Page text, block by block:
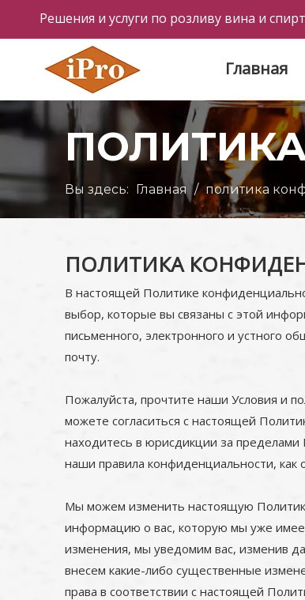
Решения и услуги по розливу вина и
Главная
Вы здесь: Главная / политика
ПОЛИТИКА
В настоящей Политике
выбор, которые вы связаны с этой
письменного, электронного и устного
почту.
Пожалуйста, прочтите наши Условия и
можете согласиться с настоящей
находитесь в юрисдикции за пределами
наши правила конфиденциальности, как
Мы можем изменить настоящую
информацию о вас, которую мы уже
изменения, мы уведомим вас, изменив
внесем какие-либо существенные
права в соответствии с настоящей